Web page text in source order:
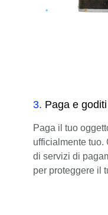
3. Paga e
Paga il tuo
ufficialmente tuo.
di servizi di
per proteggere il